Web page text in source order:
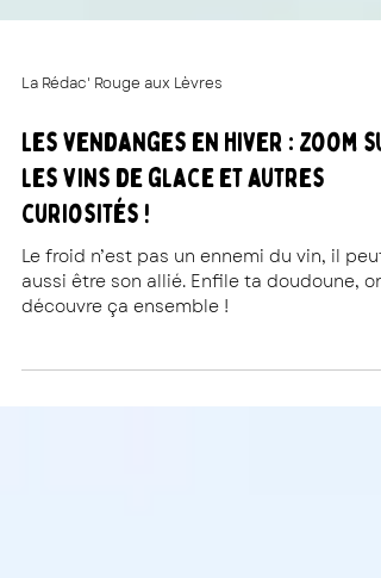
La Rédac' Rouge aux Lèvres
Les vendanges en hiver : zoom
les vins de glace et autres
curiosités !
découvre ça ensemble !